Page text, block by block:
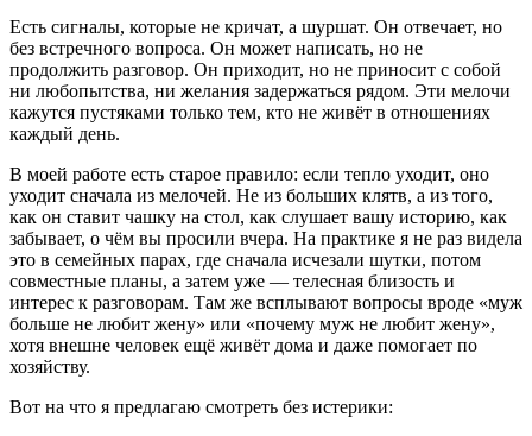
Есть сигналы, которые не кричат, а шуршат. Он отвечает, но
без встречного вопроса. Он может написать, но не
продолжить разговор. Он приходит, но не приносит с собой
ни любопытства, ни желания задержаться рядом. Эти мелочи
кажутся пустяками только тем, кто не живёт в отношениях
каждый день.
В моей работе есть старое правило: если тепло уходит, оно
уходит сначала из мелочей. Не из больших клятв, а из того,
как он ставит чашку на стол, как слушает вашу историю, как
забывает, о чём вы просили вчера. На практике я не раз видела
это в семейных парах, где сначала исчезали шутки, потом
совместные планы, а затем уже — телесная близость и
интерес к разговорам. Там же всплывают вопросы вроде «муж
больше не любит жену» или «почему муж не любит жену»,
хотя внешне человек ещё живёт дома и даже помогает по
хозяйству.
Вот на что я предлагаю смотреть без истерики: